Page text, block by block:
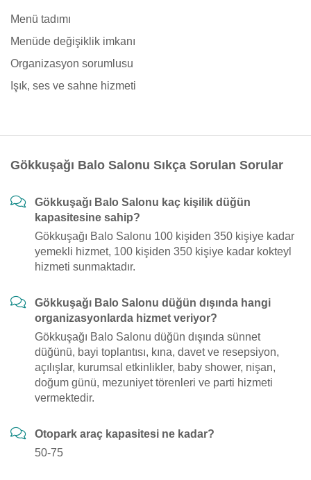
Menü tadımı
Menüde değişiklik imkanı
Organizasyon sorumlusu
Işık, ses ve sahne hizmeti
Gökkuşağı Balo Salonu Sıkça Sorulan Sorular
Gökkuşağı Balo Salonu kaç kişilik düğün
kapasitesine sahip?
Gökkuşağı Balo Salonu 100 kişiden 350 kişiye kadar
yemekli hizmet, 100 kişiden 350 kişiye kadar kokteyl
hizmeti sunmaktadır.
Gökkuşağı Balo Salonu düğün dışında hangi
organizasyonlarda hizmet veriyor?
Gökkuşağı Balo Salonu düğün dışında sünnet
düğünü, bayi toplantısı, kına, davet ve resepsiyon,
açılışlar, kurumsal etkinlikler, baby shower, nişan,
doğum günü, mezuniyet törenleri ve parti hizmeti
vermektedir.
Otopark araç kapasitesi ne kadar?
50-75